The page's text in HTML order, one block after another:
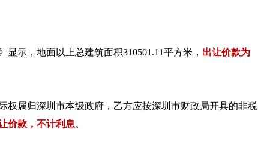
示，地面以上总建筑面积310501.11平方米， 出让价款为
权属归深圳市本级政府，乙方应按深圳市财政局开具的非税
价款，不计利息。